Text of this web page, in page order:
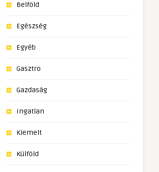
Belföld
Egészség
Egyéb
Gasztro
Gazdaság
Ingatlan
Kiemelt
Külföld